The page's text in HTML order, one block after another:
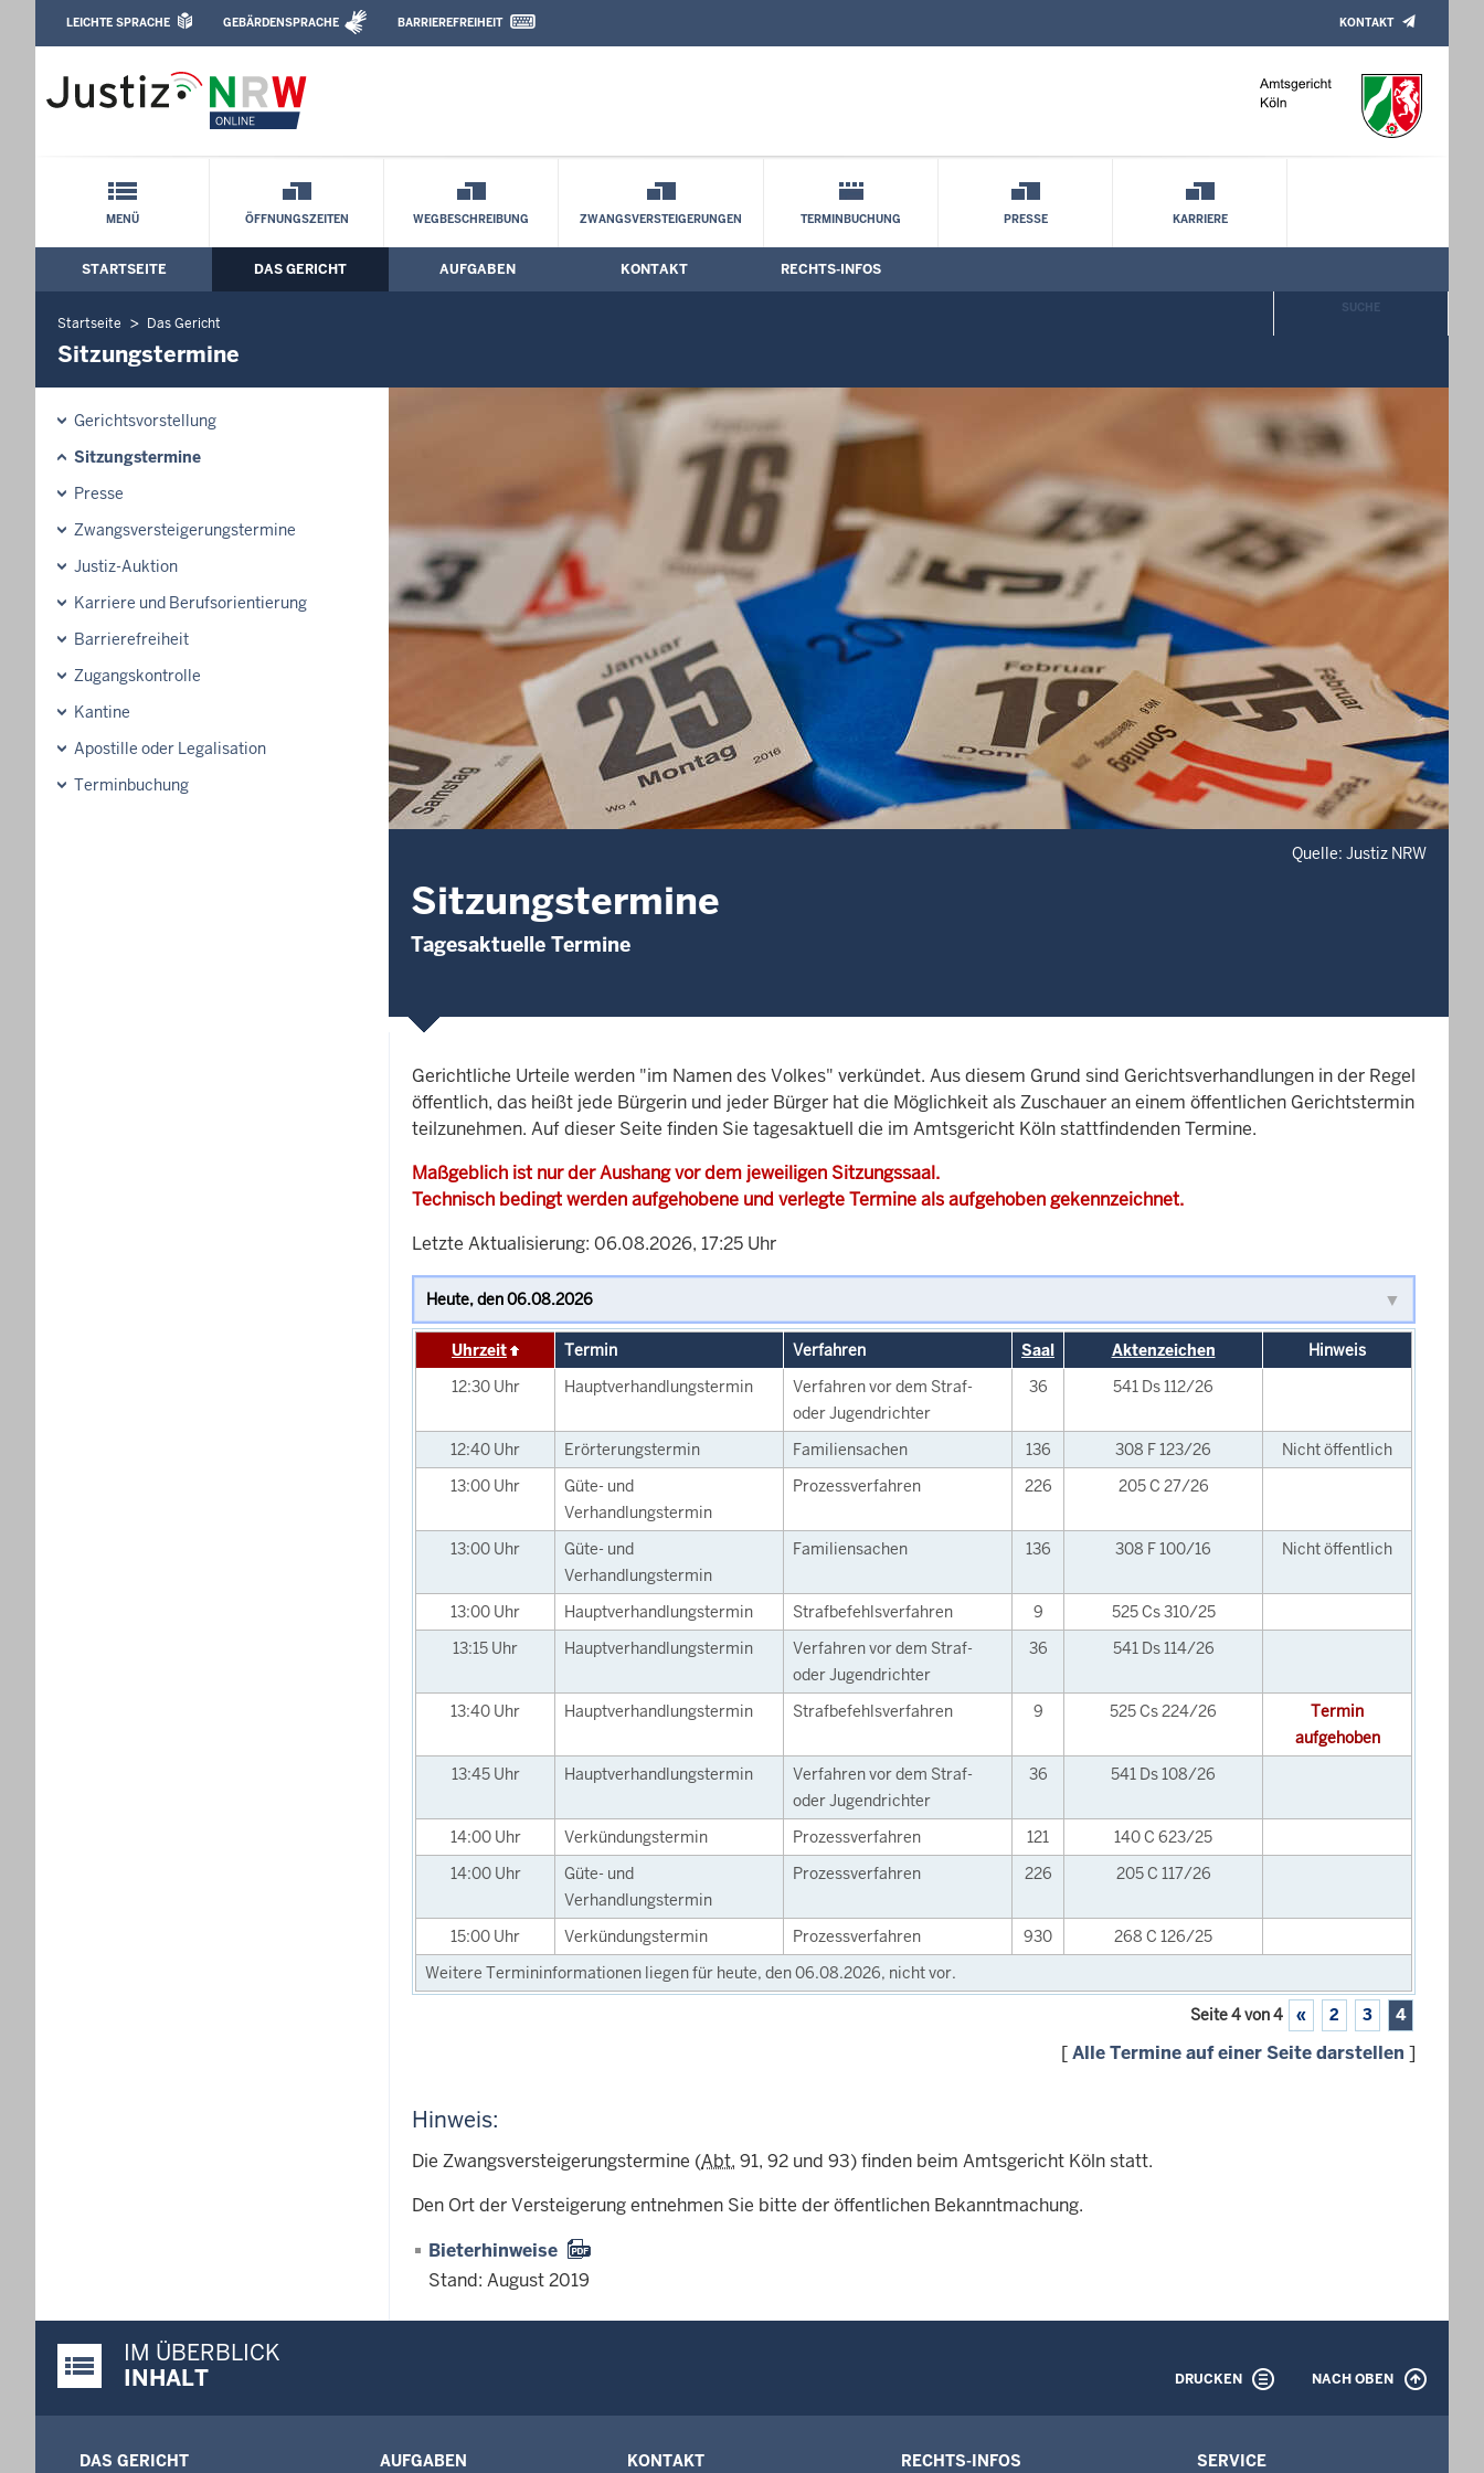
Amtsgericht Köln: Sitzungstermine
Leichte Sprache, Gebärdensprachenvideo und Kontaktformular
LEICHTE SPRACHE GEBÄRDENSPRACHE BARRIEREFREIHEIT KONTAKT
Schnellnavigation mit Volltext-Suche
MENÜ ÖFFNUNGSZEITEN WEGBESCHREIBUNG ZWANGSVERSTEIGERUNGEN TERMINBUCHUNG PRESSE KARRIERE
SUCHE
Hauptmenü: Hauptnavigation
STARTSEITE DAS GERICHT AUFGABEN KONTAKT RECHTS-INFOS
Startseite Das Gericht
Sitzungstermine
Gerichtsvorstellung
Sitzungstermine
Presse
Zwangsversteigerungs­termine
Justiz-Auktion
Karriere und Berufsorientierung
Barrierefreiheit
Zugangskontrolle
Kantine
Apostille oder Legalisation
Terminbuchung
Quelle: Justiz NRW
Sitzungstermine
Tagesaktuelle Termine
Gerichtliche Urteile werden "im Namen des Volkes" verkündet. Aus diesem Grund sind Gerichtsverhandlungen in der Regel
öffentlich, das heißt jede Bürgerin und jeder Bürger hat die Möglichkeit als Zuschauer an einem öffentlichen Gerichtstermin
teilzunehmen. Auf dieser Seite finden Sie tagesaktuell die im Amtsgericht Köln stattfindenden Termine.
Maßgeblich ist nur der Aushang vor dem jeweiligen Sitzungssaal.
Technisch bedingt werden aufgehobene und verlegte Termine als aufgehoben gekennzeichnet.
Letzte Aktualisierung: 06.08.2026, 17:25 Uhr
Uhrzeit Termin Verfahren Saal Aktenzeichen
Hinweis
12:30 Uhr Hauptverhandlungstermin
Verfahren vor dem Straf-
oder Jugendrichter
36 541 Ds 112/26
12:40 Uhr Erörterungstermin Familiensachen 136 308 F 123/26
Nicht öffentlich
13:00 Uhr
Güte- und
Verhandlungstermin
Prozessverfahren 226 205 C 27/26
13:00 Uhr
Güte- und
Verhandlungstermin
Familiensachen 136 308 F 100/16 Nicht öffentlich
13:00 Uhr Hauptverhandlungstermin Strafbefehlsverfahren 9
525 Cs 310/25
13:15 Uhr Hauptverhandlungstermin
Verfahren vor dem Straf-
oder Jugendrichter
36 541 Ds 114/26
13:40 Uhr Hauptverhandlungstermin Strafbefehlsverfahren 9 525 Cs 224/26
Termin
aufgehoben
13:45 Uhr Hauptverhandlungstermin
Verfahren vor dem Straf-
oder Jugendrichter
36 541 Ds 108/26
14:00 Uhr Verkündungstermin Prozessverfahren 121
140 C 623/25
14:00 Uhr
Güte- und
Verhandlungstermin
Prozessverfahren 226 205 C 117/26
15:00 Uhr Verkündungstermin Prozessverfahren 930
268 C 126/25
Weitere Termininformationen liegen für heute, den 06.08.2026, nicht vor.
Seite 4 von 4 « 2 3 4
[Alle Termine auf einer Seite darstellen ]
Hinweis:
Die Zwangsversteigerungstermine (Abt. 91, 92 und 93) finden beim Amtsgericht Köln statt.
Den Ort der Versteigerung entnehmen Sie bitte der öffentlichen Bekanntmachung.
Bieterhinweise
Stand: August 2019
Justiz-Portal im Überblick:
IM ÜBERBLICK
INHALT
DRUCKEN NACH OBEN
DAS GERICHT AUFGABEN KONTAKT RECHTS-INFOS SERVICE